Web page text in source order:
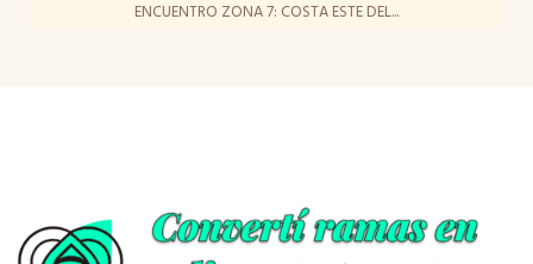
ENCUENTRO ZONA 7: COSTA ESTE DEL...